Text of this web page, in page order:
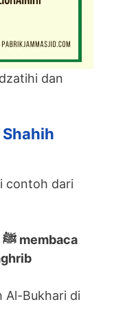
dan
contoh dari
Al-Bukhari di